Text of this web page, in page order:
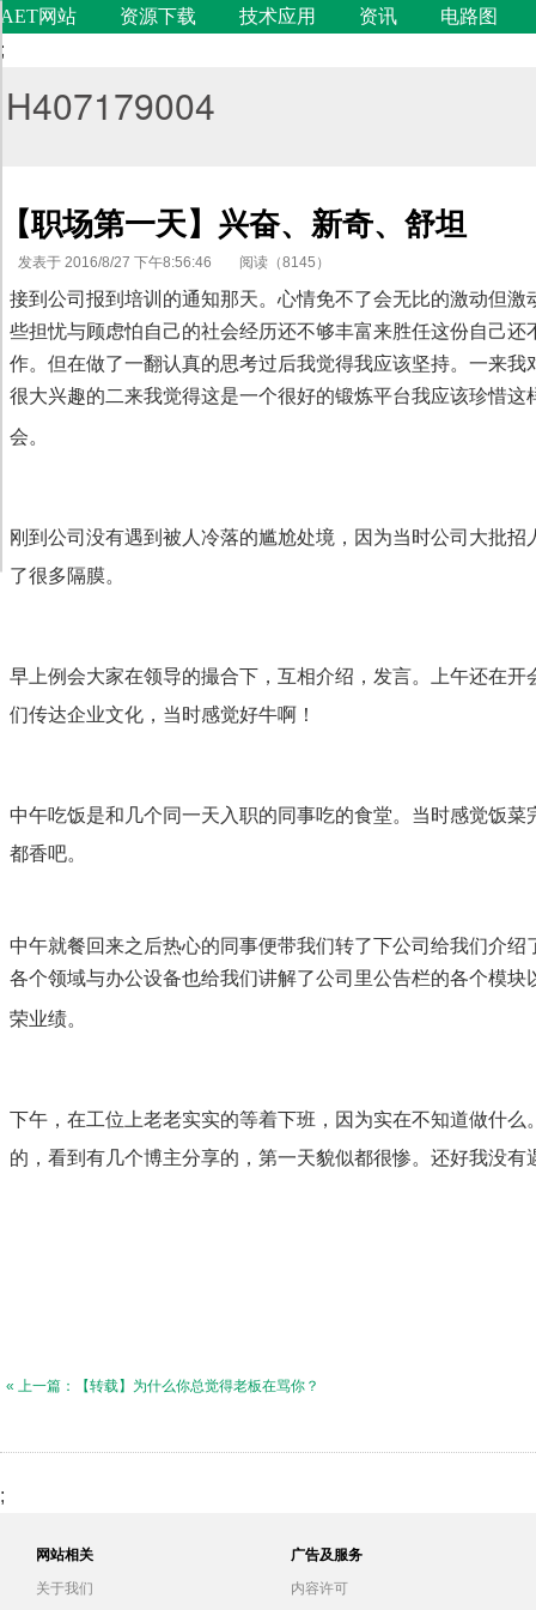
AET网站 资源下载 技术应用 资讯
电路图
;
H407179004
【职场第一天】兴奋、新奇、舒坦
发表于 2016/8/27 下午8:56:46 阅读（8145）
接到公司报到培训的通知那天。心情免不了会无比的激动但激
些担忧与顾虑怕自己的社会经历还不够丰富来胜任这份自己还
作。但在做了一翻认真的思考过后我觉得我应该坚持。一来我
很大兴趣的二来我觉得这是一个很好的锻炼平台我应该珍惜这
会。
刚到公司没有遇到被人冷落的尴尬处境，因为当时公司大批
了很多隔膜。
早上例会大家在领导的撮合下，互相介绍，发言。上午还在
们传达企业文化，当时感觉好牛啊！
中午吃饭是和几个同一天入职的同事吃的食堂。当时感觉饭
都香吧。
中午就餐回来之后热心的同事便带我们转了下公司给我们介绍
各个领域与办公设备也给我们讲解了公司里公告栏的各个模块
荣业绩。
下午，在工位上老老实实的等着下班，因为实在不知道做什
的，看到有几个博主分享的，第一天貌似都很惨。还好我没有
« 上一篇：【转载】为什么你总觉得老板在骂你？
;
网站相关
关于我们
广告及服务
内容许可
代码语言